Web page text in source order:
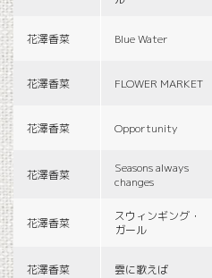
花澤香菜 Blue Water
花澤香菜 FLOWER MARKET
花澤香菜 Opportunity
花澤香菜
Seasons always
changes
花澤香菜
スウィンギング・
ガール
花澤香菜 雲に歌えば